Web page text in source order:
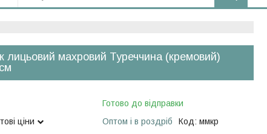
лицьовий махровий Туреччина (кремовий)
ціни
Готово до відправки
Оптом і в роздріб
Код: ммкр